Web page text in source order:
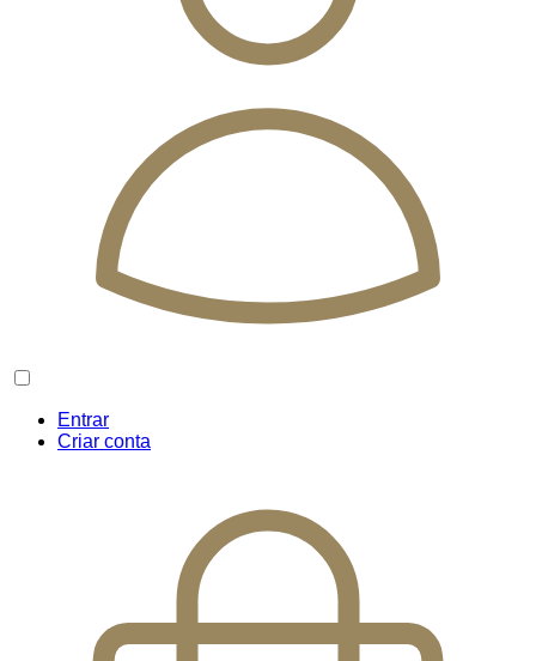
Entrar
Criar conta